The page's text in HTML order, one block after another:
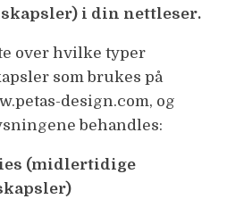
i din nettleser.
over hvilke typer
som brukes på
design.com, og
behandles:
(midlertidige